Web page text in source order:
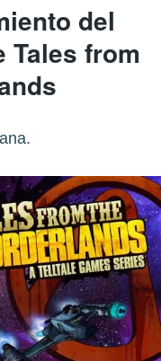
del
Tales from